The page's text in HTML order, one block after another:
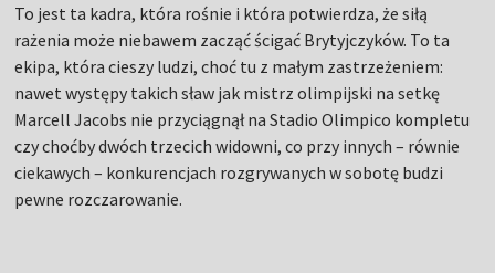
To jest ta kadra, która rośnie i która potwierdza, że siłą
rażenia może niebawem zacząć ścigać Brytyjczyków. To ta
ekipa, która cieszy ludzi, choć tu z małym zastrzeżeniem:
nawet występy takich sław jak mistrz olimpijski na setkę
Marcell Jacobs nie przyciągnął na Stadio Olimpico kompletu
czy choćby dwóch trzecich widowni, co przy innych – równie
ciekawych – konkurencjach rozgrywanych w sobotę budzi
pewne rozczarowanie.